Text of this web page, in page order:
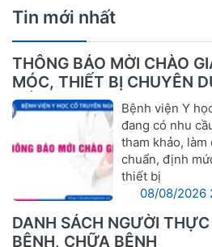
Tin mới nhất
THÔNG BÁO MỜI CHÀO
MÓC, THIẾT BỊ CHUYÊN
TẾ
Bệnh viện Y
đang có nhu
tham khảo,
chuẩn, định
thiết bị
08/08/2026
DANH SÁCH NGƯỜI
BỆNH, CHỮA BỆNH